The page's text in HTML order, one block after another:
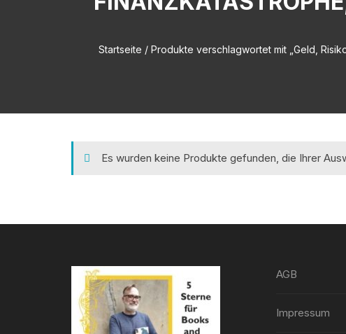
Startseite / Produkte verschlagwortet mit „Geld,
Es wurden keine Produkte gefunden, die Ihrer
AGB
Impressum